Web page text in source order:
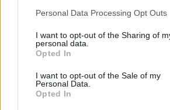
Personal Data Processing Opt Outs
I want to opt-out of the Sharing of
personal data.
Opted In
I want to opt-out of the Sale of my
Personal Data.
Opted In
657.000 ευρώ για 9 παιδικές
Πύργου
07.08.2026 - 16.28